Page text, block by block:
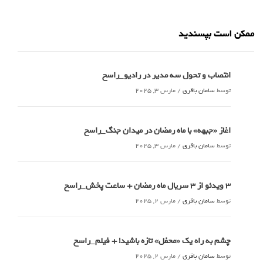
ممکن است بپسندید
انتصاب و تحول سه مدیر در رادیو_راسخ
توسطسامان باقری / مارس 3, 2025
اغاز «جبهه» با ماه رمضان در میدان جنگ_راسخ
توسطسامان باقری / مارس 3, 2025
3 ویدئو از 3 سریال ماه رمضان + ساعت پخش_راسخ
توسطسامان باقری / مارس 2, 2025
چشم به راه یک «محفل» تازه باشید! + فیلم_راسخ
توسطسامان باقری / مارس 2, 2025